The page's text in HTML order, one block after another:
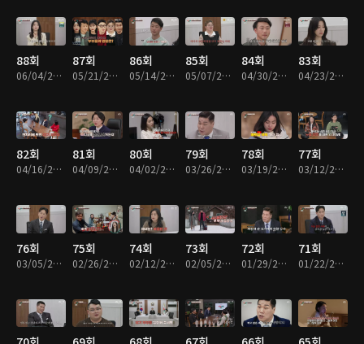
88회
06/04/2026 • 1시간 35분
87회
05/21/2026 • 1시간 36분
86회
05/14/2026 • 1시간 35분
85회
05/07/2026 • 1시간 35분
84회
04/30/2026 • 1시간 33분
83회
04/23/2026 • 1시간 35분
82회
04/16/2026 • 1시간 32분
81회
04/09/2026 • 1시간 34분
80회
04/02/2026 • 1시간 35분
79회
03/26/2026 • 1시간 30분
78회
03/19/2026 • 1시간 30분
77회
03/12/2026 • 1시간 30분
76회
03/05/2026 • 1시간 30분
75회
02/26/2026 • 1시간 30분
74회
02/12/2026 • 1시간 39분
73회
02/05/2026 • 1시간 39분
72회
01/29/2026 • 1시간 30분
71회
01/22/2026 • 1시간 30분